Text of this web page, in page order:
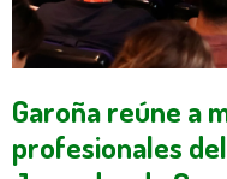
Garoña reúne a
profesionales